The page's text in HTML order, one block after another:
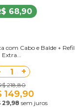
68,90
com Cabo e Balde + Refil
Extra...
1 +
218,80
149,90
29,98 sem juros